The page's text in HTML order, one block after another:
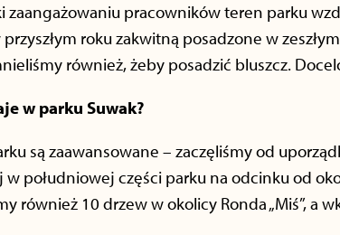
zaangażowaniu pracowników teren parku
roku zakwitną posadzone w
również, żeby posadzić bluszcz.
w parku Suwak?
są zaawansowane – zaczęliśmy od
południowej części parku na odcinku od
również 10 drzew w okolicy Ronda „Miś”, a